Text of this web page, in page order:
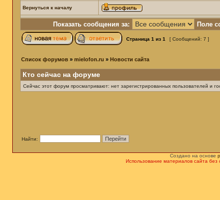
Вернуться к началу
Показать сообщения за: Поле
Страница 1 из 1 [ Сообщений: 7 ]
Список форумов » mielofon.ru » Новости сайта
Кто сейчас на форуме
Сейчас этот форум просматривают: нет зарегистрированных пользователей и
Найти:
Создано на основе
Использование материалов сайта